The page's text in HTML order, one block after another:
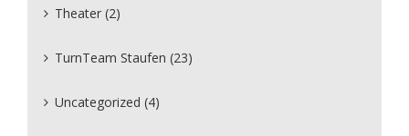
Theater (2)
TurnTeam Staufen (23)
Uncategorized (4)